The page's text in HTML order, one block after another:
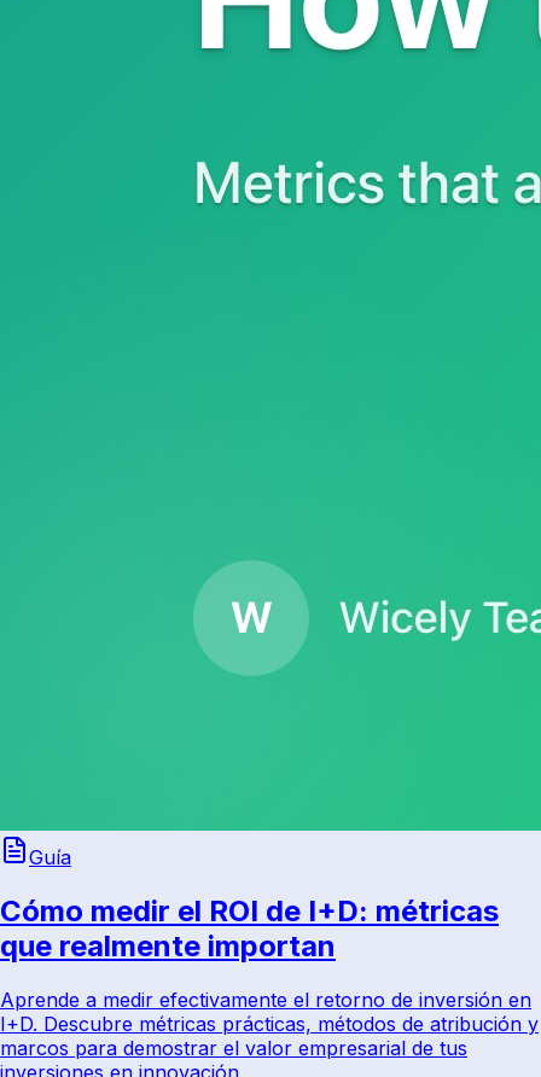
Guía
Cómo medir el ROI de I+D: métricas
que realmente importan
Aprende a medir efectivamente el retorno de inversión en
I+D. Descubre métricas prácticas, métodos de atribución y
marcos para demostrar el valor empresarial de tus
inversiones en innovación.